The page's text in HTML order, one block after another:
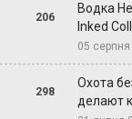
206
Водка
Inked
05
298
Охота
делают